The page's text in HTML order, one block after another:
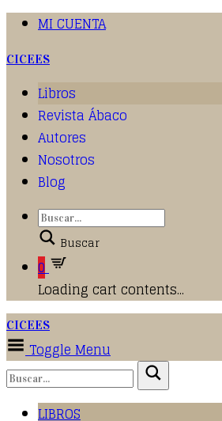
MI CUENTA
CICEES
Libros
Revista Ábaco
Autores
Nosotros
Blog
Buscar
0
Loading cart contents...
CICEES
Toggle Menu
LIBROS